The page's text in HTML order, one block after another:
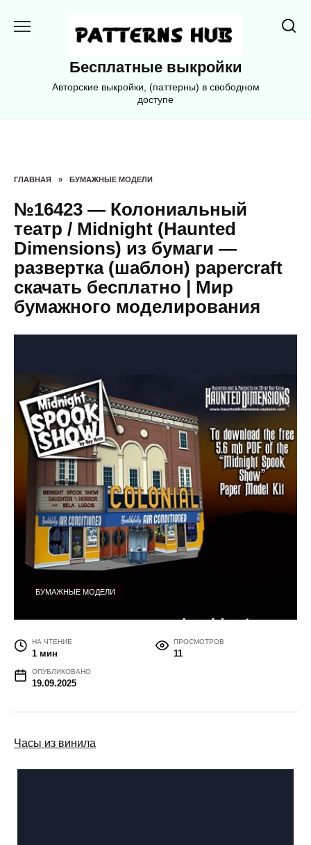
Бесплатные выкройки
Авторские выкройки, (паттерны) в свободном
доступе
ГЛАВНАЯ » БУМАЖНЫЕ МОДЕЛИ
№16423 — Колониальный
театр / Midnight (Haunted
Dimensions) из бумаги —
развертка (шаблон) papercraft
скачать бесплатно | Мир
бумажного моделирования
БУМАЖНЫЕ МОДЕЛИ
НА ЧТЕНИЕ
1 мин
ПРОСМОТРОВ
11
ОПУБЛИКОВАНО
19.09.2025
Часы из винила